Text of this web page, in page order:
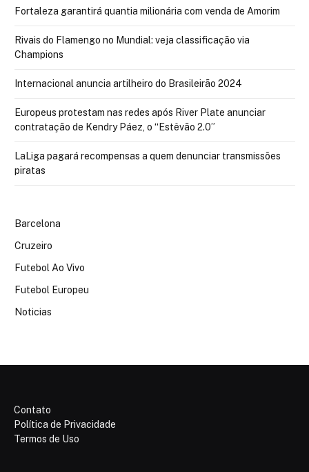
Fortaleza garantirá quantia milionária com venda de Amorim
Rivais do Flamengo no Mundial: veja classificação via
Champions
Internacional anuncia artilheiro do Brasileirão 2024
Europeus protestam nas redes após River Plate anunciar
contratação de Kendry Páez, o “Estêvão 2.0”
LaLiga pagará recompensas a quem denunciar transmissões
piratas
Barcelona
Cruzeiro
Futebol Ao Vivo
Futebol Europeu
Noticias
Contato
Política de Privacidade
Termos de Uso